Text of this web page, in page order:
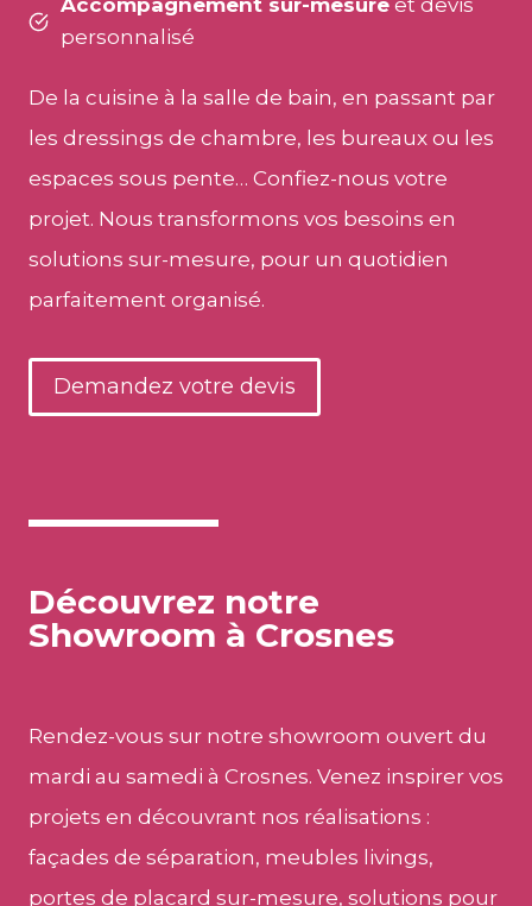
Accompagnement sur-mesure et devis
personnalisé
De la cuisine à la salle de bain, en passant par
les dressings de chambre, les bureaux ou les
espaces sous pente… Confiez-nous votre
projet. Nous transformons vos besoins en
solutions sur-mesure, pour un quotidien
parfaitement organisé.
Demandez votre devis
Découvrez notre
Showroom à Crosnes
Rendez-vous sur notre showroom ouvert du
mardi au samedi à Crosnes. Venez inspirer vos
projets en découvrant nos réalisations :
façades de séparation, meubles livings,
portes de placard sur-mesure, solutions pour